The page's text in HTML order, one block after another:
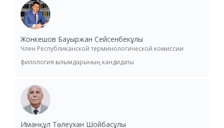
Жонкешов Бауыржан Сейсенбекұлы
Член Республиканской терминологической комиссии
филология ғылымдарының кандидаты
Иманқұл Төлеухан Шойбасұлы